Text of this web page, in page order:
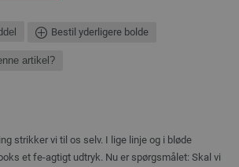
Bestil yderligere bolde
artikel?
strikker vi til os selv. I lige linje og i bløde
et fe-agtigt udtryk. Nu er spørgsmålet: Skal vi